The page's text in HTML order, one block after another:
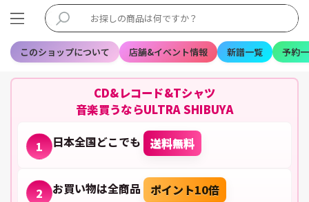
このショップについて 店舗&イベント情報 新譜一覧 予約
CD&レコード&Tシャツ
音楽買うならULTRA SHIBUYA
1 日本全国どこでも 送料無料
2 お買い物は全商品 ポイント10倍